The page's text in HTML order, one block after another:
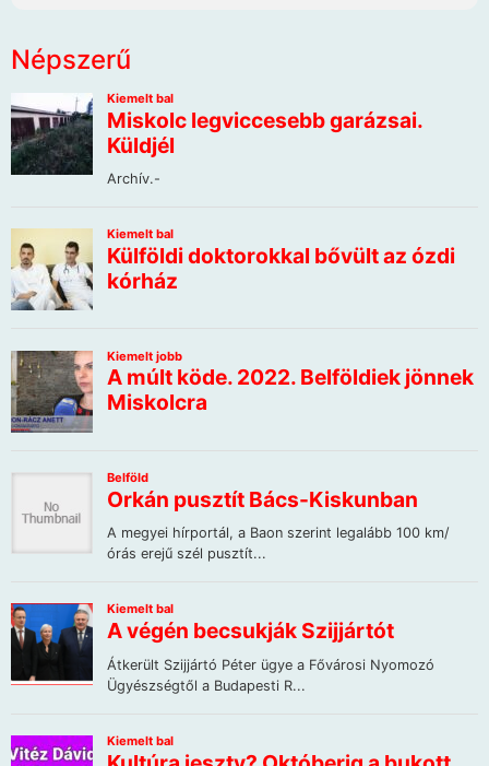
Népszerű